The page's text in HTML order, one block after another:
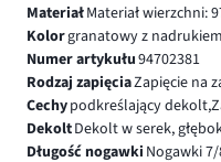
MateriałMateriał wierzchni:
Kolorgranatowy z nadrukiem
Numer artykułu94702381
Rodzaj zapięciaZapięcie na
Cechypodkreślający
DekoltDekolt w serek,
Długość nogawki Nogawki